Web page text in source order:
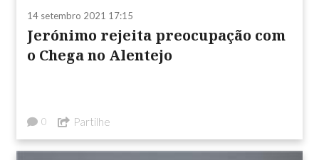
14 setembro 2021 17:15
Jerónimo rejeita preocupação com
o Chega no Alentejo
0 Partilhe